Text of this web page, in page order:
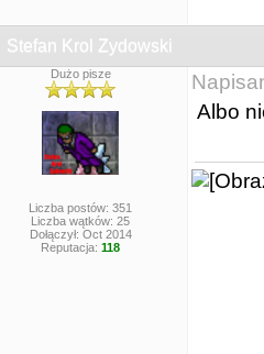
Stefan Krol Zydowski
Dużo pisze
Liczba postów: 351
Liczba wątków: 25
Dołączył: Oct 2014
Reputacja: 118
Albo